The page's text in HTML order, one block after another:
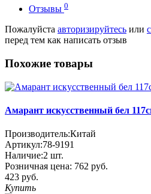
Отзывы 0
Пожалуйста авторизируйтесь или
перед тем как написать отзыв
Похожие товары
Амарант искусственный бел
Производитель:Китай
Артикул:78-9191
Наличие:2 шт.
Розничная цена: 762 руб.
423 руб.
Купить